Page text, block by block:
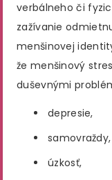
verbálneho či
zažívanie
menšinovej
že menšinový
duševnými
depresie,
samovraždy,
úzkosť,